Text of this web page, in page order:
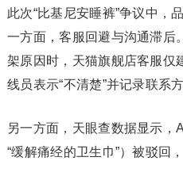
此次“比基尼安睡裤”争议中，
一方面，客服回避与沟通滞后
架原因时，天猫旗舰店客服仅
线员表示“不清楚”并记录联系
另一方面，天眼查数据显示，
“缓解痛经的卫生巾”）被驳回